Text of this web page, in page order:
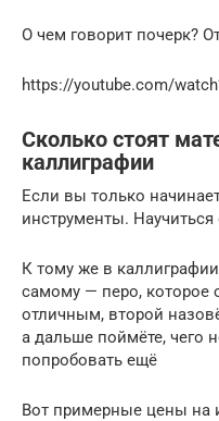
О чем говорит почерк?
https://youtube.com/
Сколько стоят
каллиграфии
Если вы только
инструменты.
К тому же в
самому — перо, которое
отличным, второй
а дальше поймёте, чего
попробовать ещё
Вот примерные цены на